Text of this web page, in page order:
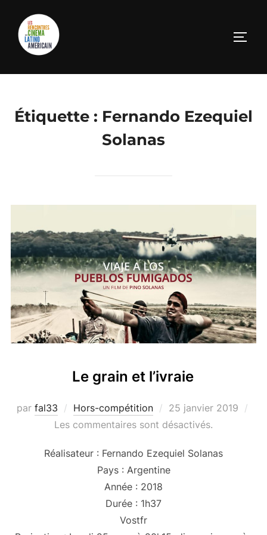
contenu
Étiquette : Fernando Ezequiel
Solanas
Le grain et l’ivraie
par fal33 Hors-compétition
Publié
le
25 janvier 2019
Les commentaires sont désactivés.
Réalisateur : Fernando Ezequiel Solanas
Pays : Argentine
Année : 2018
Durée : 1h37
Vostfr